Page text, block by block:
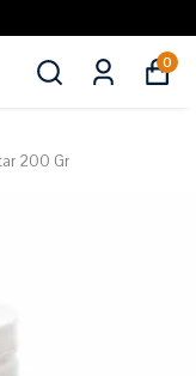
0
200 Gr